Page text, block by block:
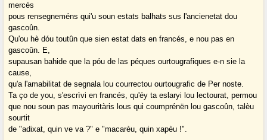
mercés
pous rensegneméns qui'u soun estats balhats sus l'ancienetat dou
gascoûn.
Qu'ou hè dóu toutûn que sien estat dats en francés, e nou pas en
gascoûn. E,
supausan bahide que la póu de las péques ourtougrafiques e-n sie la
cause,
qu'a l'amabilitat de segnala lou courrectou ourtougrafic de Per noste.
Ta ço de you, s'escrìvi en francés, qu'éy ta eslaryi lou lectourat, permou
que nou soun pas mayouritàris lous qui coumprénën lou gascoûn, talèu
sourtit
de "adixat, quin ve va ?" e "macarèu, quin xapèu !".